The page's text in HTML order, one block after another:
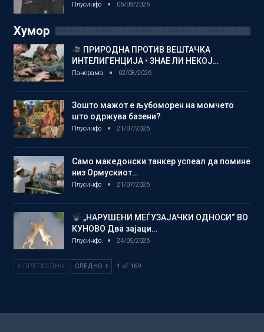
Плусинфо 06/08/2026
Хумор
ПРИРОДНА ПРОТИВ ВЕШТАЧКА
ИНТЕЛИГЕНЦИЈА • ЗНАЕ ЛИ НЕКОЈ…
Панорама 02/08/2026
Зошто мажот е љубоморен на момчето
што одржува базени?
Плусинфо 21/07/2026
Само македонски танкер успеал да помине
низ Ормускиот…
Плусинфо 21/07/2026
„НАРУШЕНИ МЕЃУЗАЈАЧКИ ОДНОСИ“ ВО
КУНОВО Два зајаци…
Плусинфо 24/05/2026
ПРЕТХОДНО СЛЕДНО 1 of 169